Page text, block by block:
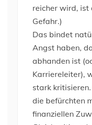
reicher wird, ist
Gefahr.)
Das bindet
Angst haben,
abhanden ist
Karriereleiter),
stark
die befürchten
finanziellen